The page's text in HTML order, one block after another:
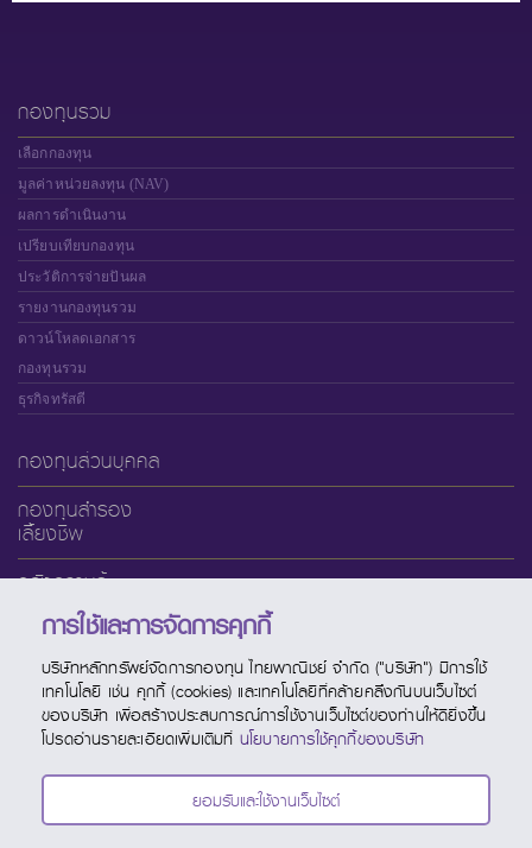
กองทุนรวม
เลือกกองทุน
มูลค่าหน่วยลงทุน (NAV)
ผลการดำเนินงาน
เปรียบเทียบกองทุน
ประวัติการจ่ายปันผล
รายงานกองทุนรวม
ดาวน์โหลดเอกสาร
กองทุนรวม
ธุรกิจทรัสตี
กองทุนส่วนบุคคล
กองทุนสำรอง
เลี้ยงชีพ
คลังความรู้
เกี่ยวกับ SCBAM
บริการออนไลน์
ช่องทางบริการ
ปฏิทินกองทุน
ติดต่อ SCBAM
การใช้และการจัดการคุกกี้
บริษัทหลักทรัพย์จัดการกองทุน ไทยพาณิชย์ จำกัด ("บริษัท") มีการใช้
เทคโนโลยี เช่น คุกกี้ (cookies) และเทคโนโลยีที่คล้ายคลึงกันบนเว็บไซต์
ของบริษัท เพื่อสร้างประสบการณ์การใช้งานเว็บไซต์ของท่านให้ดียิ่งขึ้น
โปรดอ่านรายละเอียดเพิ่มเติมที่ นโยบายการใช้คุกกี้ของบริษัท
ยอมรับและใช้งานเว็บไซต์